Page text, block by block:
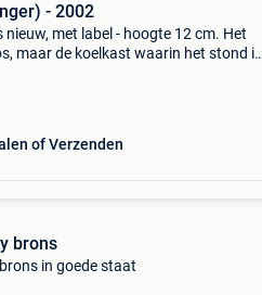
- 2002
nieuw, met label - hoogte 12 cm. Het
maar de koelkast waarin het stond is
of Verzenden
brons
in goede staat